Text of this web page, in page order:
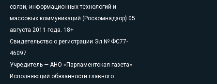
связи, информационных технологий и
массовых коммуникаций (Роскомнадзор) 05
августа 2011 года. 18+
Свидетельство о регистрации Эл № ФС77-
46097
Учредитель — АНО «Парламентская газета»
Исполняющий обязанности главного